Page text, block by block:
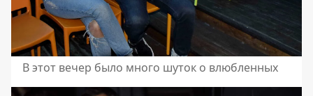
В этот вечер было много шуток о влюбленных